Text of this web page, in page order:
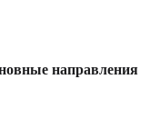
направления